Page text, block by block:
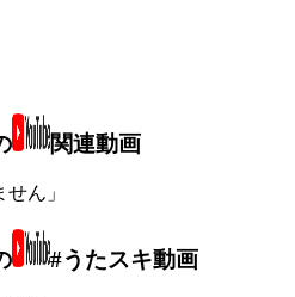
関連動画
ん」
#うたスキ動画